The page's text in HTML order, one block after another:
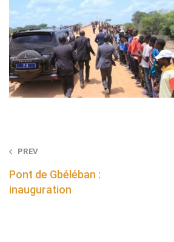
Post
navigation
PREV
Pont de Gbéléban :
inauguration